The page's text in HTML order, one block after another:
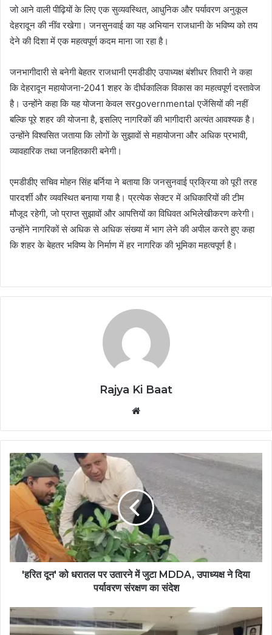
जो आने वाली पीढ़ियों के लिए एक सुव्यवस्थित, आधुनिक और पर्यावरण अनुकूल
देहरादून की नींव रखेगा। जनसुनवाई का यह अभियान राजधानी के भविष्य को तय
देने की दिशा में एक महत्वपूर्ण कदम माना जा रहा है।
जनभागीदारी से बनेगी बेहतर राजधानी एमडीडीए उपाध्यक्ष बंशीधर तिवारी ने कहा
कि देहरादून महायोजना-2041 शहर के दीर्घकालिक विकास का महत्वपूर्ण दस्तावेज
है। उन्होंने कहा कि यह योजना केवल सरgovernmental एजेंसियों की नहीं
बल्कि पूरे शहर की योजना है, इसलिए नागरिकों की भागीदारी अत्यंत आवश्यक है।
उन्होंने विश्वसित जताया कि लोगों के सुझावों से महायोजना और अधिक प्रभावी,
व्यावहारिक तथा जनहितकारी बनेगी।
एमडीडीए सचिव मोहन सिंह बर्निया ने बताया कि जनसुनवाई प्रक्रिया को पूरी तरह
पारदर्शी और व्यवस्थित बनाया गया है। प्रत्येक सेक्टर में अधिकारियों की टीम
मौजूद रहेगी, जो प्राप्त सुझावों और आपत्तियों का विधिवत अभिलेखीकरण करेगी।
उन्होंने नागरिकों से अधिक से अधिक संख्या में भाग लेने की अपील करते हुए कहा
कि शहर के बेहतर भविष्य के निर्माण में हर नागरिक की भूमिका महत्वपूर्ण है।
Rajya Ki Baat
'हरित दून' को धरातल पर उतारने में जुटा MDDA, उपाध्यक्ष ने दिया
पर्यावरण संरक्षण का संदेश